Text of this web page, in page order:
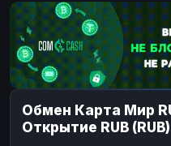
Toncoin TON
Dogecoin DOGE
TRX TRON
Bitcoin Cash BCH
BinanceCoin BEP20
Ether Classic
Обмен Карта Мир
Открытие RUB (RUB)